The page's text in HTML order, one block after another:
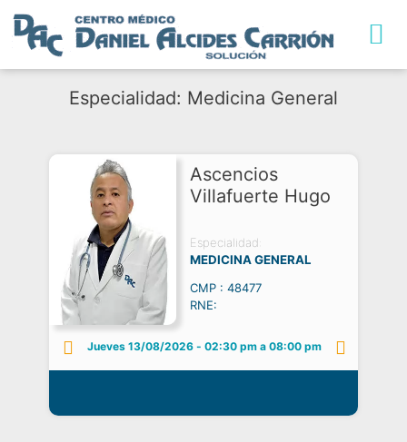
Especialidad: Medicina General
Ascencios
Villafuerte Hugo
Especialidad:
MEDICINA GENERAL
CMP : 48477
RNE:
Jueves 13/08/2026 - 02:30 pm a 08:00 pm